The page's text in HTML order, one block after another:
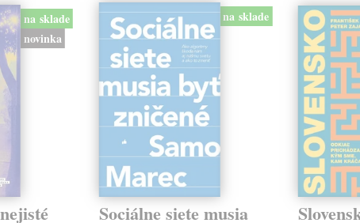
na sklade
novinka
na sklade
Sociálne siete musia